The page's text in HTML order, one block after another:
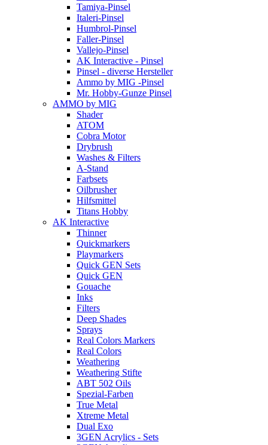
Tamiya-Pinsel
Italeri-Pinsel
Humbrol-Pinsel
Faller-Pinsel
Vallejo-Pinsel
AK Interactive - Pinsel
Pinsel - diverse Hersteller
Ammo by MIG -Pinsel
Mr. Hobby-Gunze Pinsel
AMMO by MIG
Shader
ATOM
Cobra Motor
Drybrush
Washes & Filters
A-Stand
Farbsets
Oilbrusher
Hilfsmittel
Titans Hobby
AK Interactive
Thinner
Quickmarkers
Playmarkers
Quick GEN Sets
Quick GEN
Gouache
Inks
Filters
Deep Shades
Sprays
Real Colors Markers
Real Colors
Weathering
Weathering Stifte
ABT 502 Oils
Spezial-Farben
True Metal
Xtreme Metal
Dual Exo
3GEN Acrylics - Sets